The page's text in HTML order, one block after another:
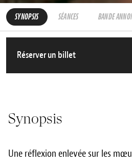
SYNOPSIS SÉANCES BANDE
Réserver un billet
Synopsis
Une réflexion enlevée sur les